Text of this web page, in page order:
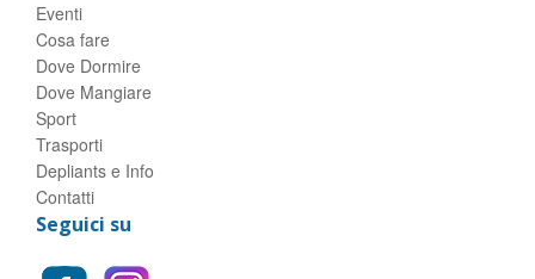
Eventi
Cosa fare
Dove Dormire
Dove Mangiare
Sport
Trasporti
Depliants e Info
Contatti
Seguici su